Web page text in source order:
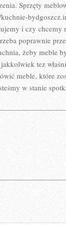
Sprzęty
i czy chcemy
poprawnie
żeby meble
tez
meble, które
w stanie